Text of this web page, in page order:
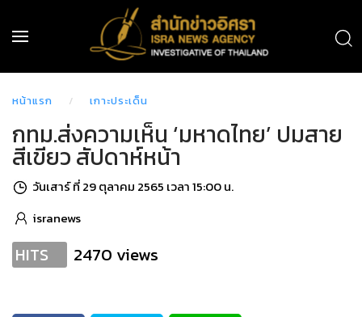
หน้าแรก เกาะประเด็น
กทม.ส่งความเห็น ‘มหาดไทย’ ปมสาย
สีเขียว สัปดาห์หน้า
วันเสาร์ ที่ 29 ตุลาคม 2565 เวลา 15:00 น.
isranews
HITS 2470 views